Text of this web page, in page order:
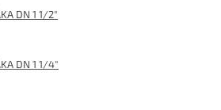
DN 1 1/2"
DN 1 1/4"